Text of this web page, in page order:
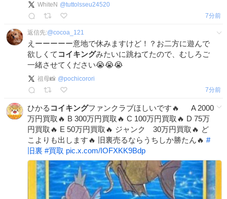
WhiteN @tuttolsseu24520
7分前
返信先:@cocoa_121
えーーーーー意地で休みますけど！？お二方に遊んで
欲しくて コイキングみたいに跳ねてたので、むしろご
一緒させてください😭😭😭
祖母📸 @pochicorori
7分前
ひかる コイキングファンクラブほしいです🔥 A 2000
万円買取🔥 B 300万円買取🔥 C 100万円買取🔥 D 75万
円買取🔥 E 50万円買取🔥 ジャンク 30万円買取🔥 ど
こよりも出します🔥 旧裏売るならうちしか勝たん🔥 #
旧裏 #買取 pic.x.com/IOFXKK9Bdp